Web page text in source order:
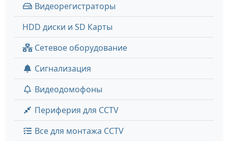
Видеорегистраторы
HDD диски и SD Карты
Сетевое оборудование
Сигнализация
Видеодомофоны
Периферия для CCTV
Все для монтажа CCTV